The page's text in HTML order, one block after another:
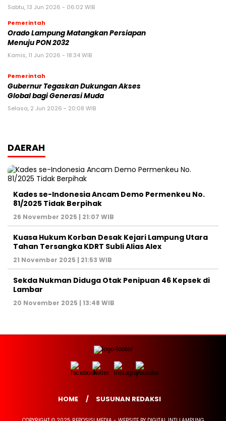
Sabtu, 13 Jun 2026 - 06:02 WIB
Pemerintah
Orado Lampung Matangkan Persiapan
Menuju PON 2032
Kamis, 11 Jun 2026 - 18:34 WIB
Pemerintah
Gubernur Tegaskan Dukungan Akses
Global bagi Generasi Muda
Selasa, 2 Jun 2026 - 20:08 WIB
DAERAH
Kades se-Indonesia Ancam Demo Permenkeu No.
81/2025 Tidak Berpihak
26 November 2025 | 21:07 WIB
Kuasa Hukum Korban Desak Kejari Lampung Utara
Tahan Tersangka KDRT Subli Alias Alex
21 November 2025 | 21:53 WIB
Sekda Nukman Diduga Otak Penipuan 46 Kepsek di
Lambar
20 November 2025 | 13:48 WIB
HOME SUSUNAN REDAKSI